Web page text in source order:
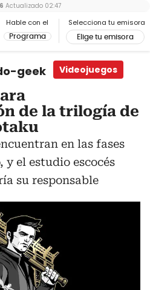
Hable con el
Programa
Selecciona tu emisora
Elige tu emisora
Actualizado 02:47
geek Videojuegos
de la trilogía de
en las fases
y el estudio escocés
su responsable